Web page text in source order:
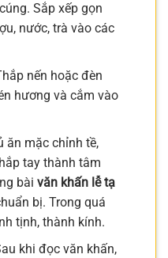
Sắp xếp gọn
nước, trà vào các
nến hoặc đèn
hương và cắm vào
ăn mặc chỉnh tề,
tay thành tâm
bài văn khấn lễ tạ
bị. Trong quá
tịnh, thành kính.
khi đọc văn khấn,